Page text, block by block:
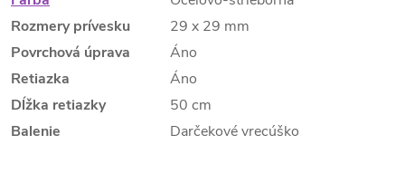
Rozmery prívesku
29 x 29 mm
Povrchová úprava
Áno
Retiazka
Áno
Dĺžka retiazky
50 cm
Balenie
Darčekové vrecúško